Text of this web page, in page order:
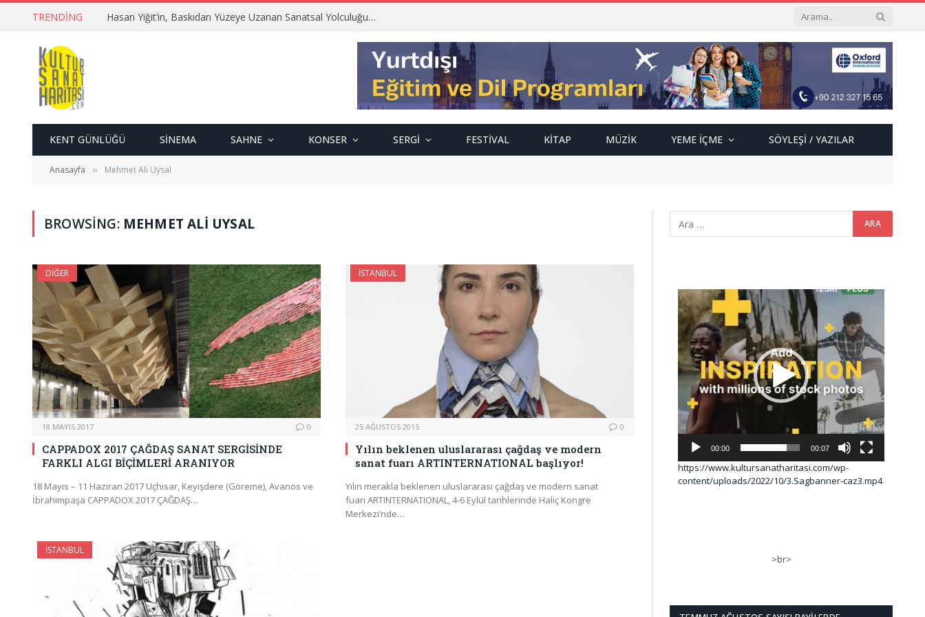
TRENDING Hasan Yiğit’in, Baskıdan Yüzeye Uzanan Sanatsal Yolculuğu…
KENT GÜNLÜĞÜ SINEMA SAHNE KONSER SERGI FESTIVAL KITAP MÜZIK YEME İÇME SÖYLEŞI / YAZILAR
Anasayfa » Mehmet Ali Uysal
BROWSING: MEHMET ALI UYSAL
DIĞER
18 MAYIS 2017 0
CAPPADOX 2017 ÇAĞDAŞ SANAT SERGİSİNDE
FARKLI ALGI BİÇİMLERİ ARANIYOR
18 Mayıs – 11 Haziran 2017 Uçhisar, Keyişdere (Göreme), Avanos ve
İbrahimpaşa CAPPADOX 2017 ÇAĞDAŞ…
İSTANBUL
25 AĞUSTOS 2015 0
Yılın beklenen uluslararası çağdaş ve modern
sanat fuarı ARTINTERNATIONAL başlıyor!
Yılın merakla beklenen uluslararası çağdaş ve modern sanat
fuarı ARTINTERNATIONAL, 4-6 Eylül tarihlerinde Haliç Kongre
Merkezi’nde…
İSTANBUL
Video
oynatıcı
00:00 00:07
https://www.kultursanatharitasi.com/wp-
content/uploads/2022/10/3.Sagbanner-caz3.mp4
>br>